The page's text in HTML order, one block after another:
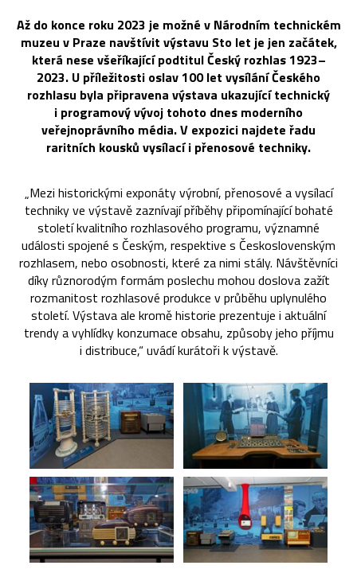
Až do konce roku 2023 je možné v Národním technickém
muzeu v Praze navštívit výstavu Sto let je jen začátek,
která nese všeříkající podtitul Český rozhlas 1923–
2023. U příležitosti oslav 100 let vysílání Českého
rozhlasu byla připravena výstava ukazující technický
i programový vývoj tohoto dnes moderního
veřejnoprávního média. V expozici najdete řadu
raritních kousků vysílací i přenosové techniky.
„Mezi historickými exponáty výrobní, přenosové a vysílací
techniky ve výstavě zaznívají příběhy připomínající bohaté
století kvalitního rozhlasového programu, významné
události spojené s Českým, respektive s Československým
rozhlasem, nebo osobnosti, které za nimi stály. Návštěvníci
díky různorodým formám poslechu mohou doslova zažít
rozmanitost rozhlasové produkce v průběhu uplynulého
století. Výstava ale kromě historie prezentuje i aktuální
trendy a vyhlídky konzumace obsahu, způsoby jeho příjmu
i distribuce,“ uvádí kurátoři k výstavě.